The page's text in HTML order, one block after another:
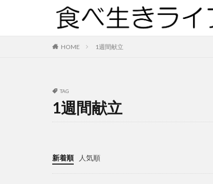
HOME 1週間献立
TAG
1週間献立
新着順 人気順